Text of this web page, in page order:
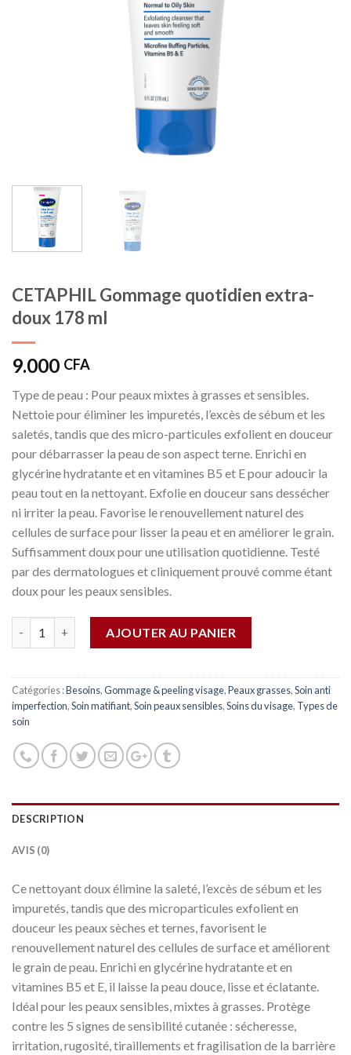
CETAPHIL Gommage quotidien extra-
doux 178 ml
9.000 CFA
Type de peau : Pour peaux mixtes à grasses et sensibles.
Nettoie pour éliminer les impuretés, l’excès de sébum et les
saletés, tandis que des micro-particules exfolient en douceur
pour débarrasser la peau de son aspect terne. Enrichi en
glycérine hydratante et en vitamines B5 et E pour adoucir la
peau tout en la nettoyant. Exfolie en douceur sans dessécher
ni irriter la peau. Favorise le renouvellement naturel des
cellules de surface pour lisser la peau et en améliorer le grain.
Suffisamment doux pour une utilisation quotidienne. Testé
par des dermatologues et cliniquement prouvé comme étant
doux pour les peaux sensibles.
AJOUTER AU PANIER
Catégories :Besoins,Gommage & peeling visage,Peaux grasses,Soin anti
imperfection,Soin matifiant,Soin peaux sensibles,Soins du visage, Types de
soin
DESCRIPTION
AVIS (0)
Ce nettoyant doux élimine la saleté, l’excès de sébum et les
impuretés, tandis que des microparticules exfolient en
douceur les peaux sèches et ternes, favorisent le
renouvellement naturel des cellules de surface et améliorent
le grain de peau. Enrichi en glycérine hydratante et en
vitamines B5 et E, il laisse la peau douce, lisse et éclatante.
Idéal pour les peaux sensibles, mixtes à grasses. Protège
contre les 5 signes de sensibilité cutanée : sécheresse,
irritation, rugosité, tiraillements et fragilisation de la barrière